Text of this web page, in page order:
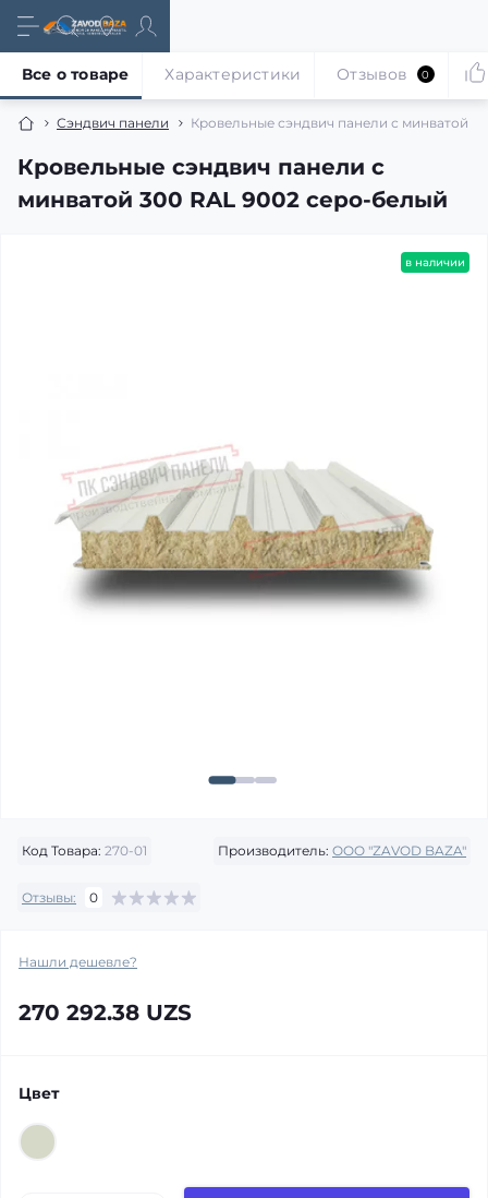
Сэндвич панели Кровельные сэндвич панели с минватой
Кровельные сэндвич панели с
минватой 300 RAL 9002 серо-белый
Все о товаре Характеристики Отзывов 0
в наличии
Код Товара: 270-01 Производитель: OOO "ZAVOD BAZA"
Отзывы: 0
Нашли дешевле?
270 292.38 UZS
Цвет